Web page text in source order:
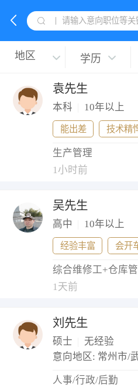
请输入意向职位等关
学历
袁先生
本科
10年以上
能出差 技术精
生产管理
1小时前
吴先生
高中
10年以上
经验丰富 会开
综合维修工+仓库
1天前
刘先生
硕士
无经验
意向地区: 常州市/
人事/行政/后勤